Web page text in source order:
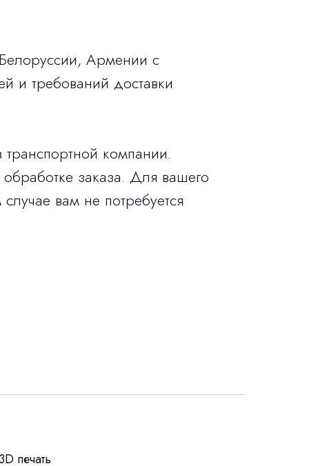
Армении с
и требований доставки
компании.
заказа. Для вашего
вам не потребуется
печать